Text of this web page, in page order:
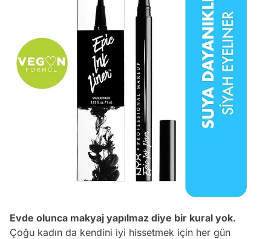
Evde olunca makyaj yapılmaz diye bir kural yok.
Çoğu kadın da kendini iyi hissetmek için her gün